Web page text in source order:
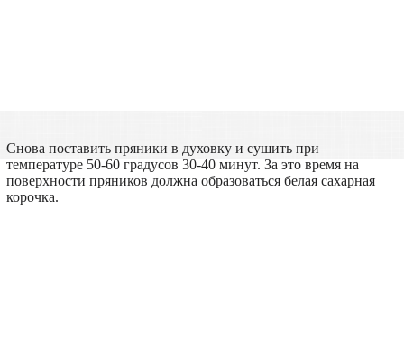
Снова поставить пряники в духовку и сушить при
температуре 50-60 градусов 30-40 минут. За это время на
поверхности пряников должна образоваться белая сахарная
корочка.